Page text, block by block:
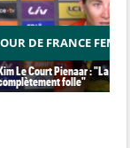
DE FRANCE
Le Court Pienaar : "La
folle"